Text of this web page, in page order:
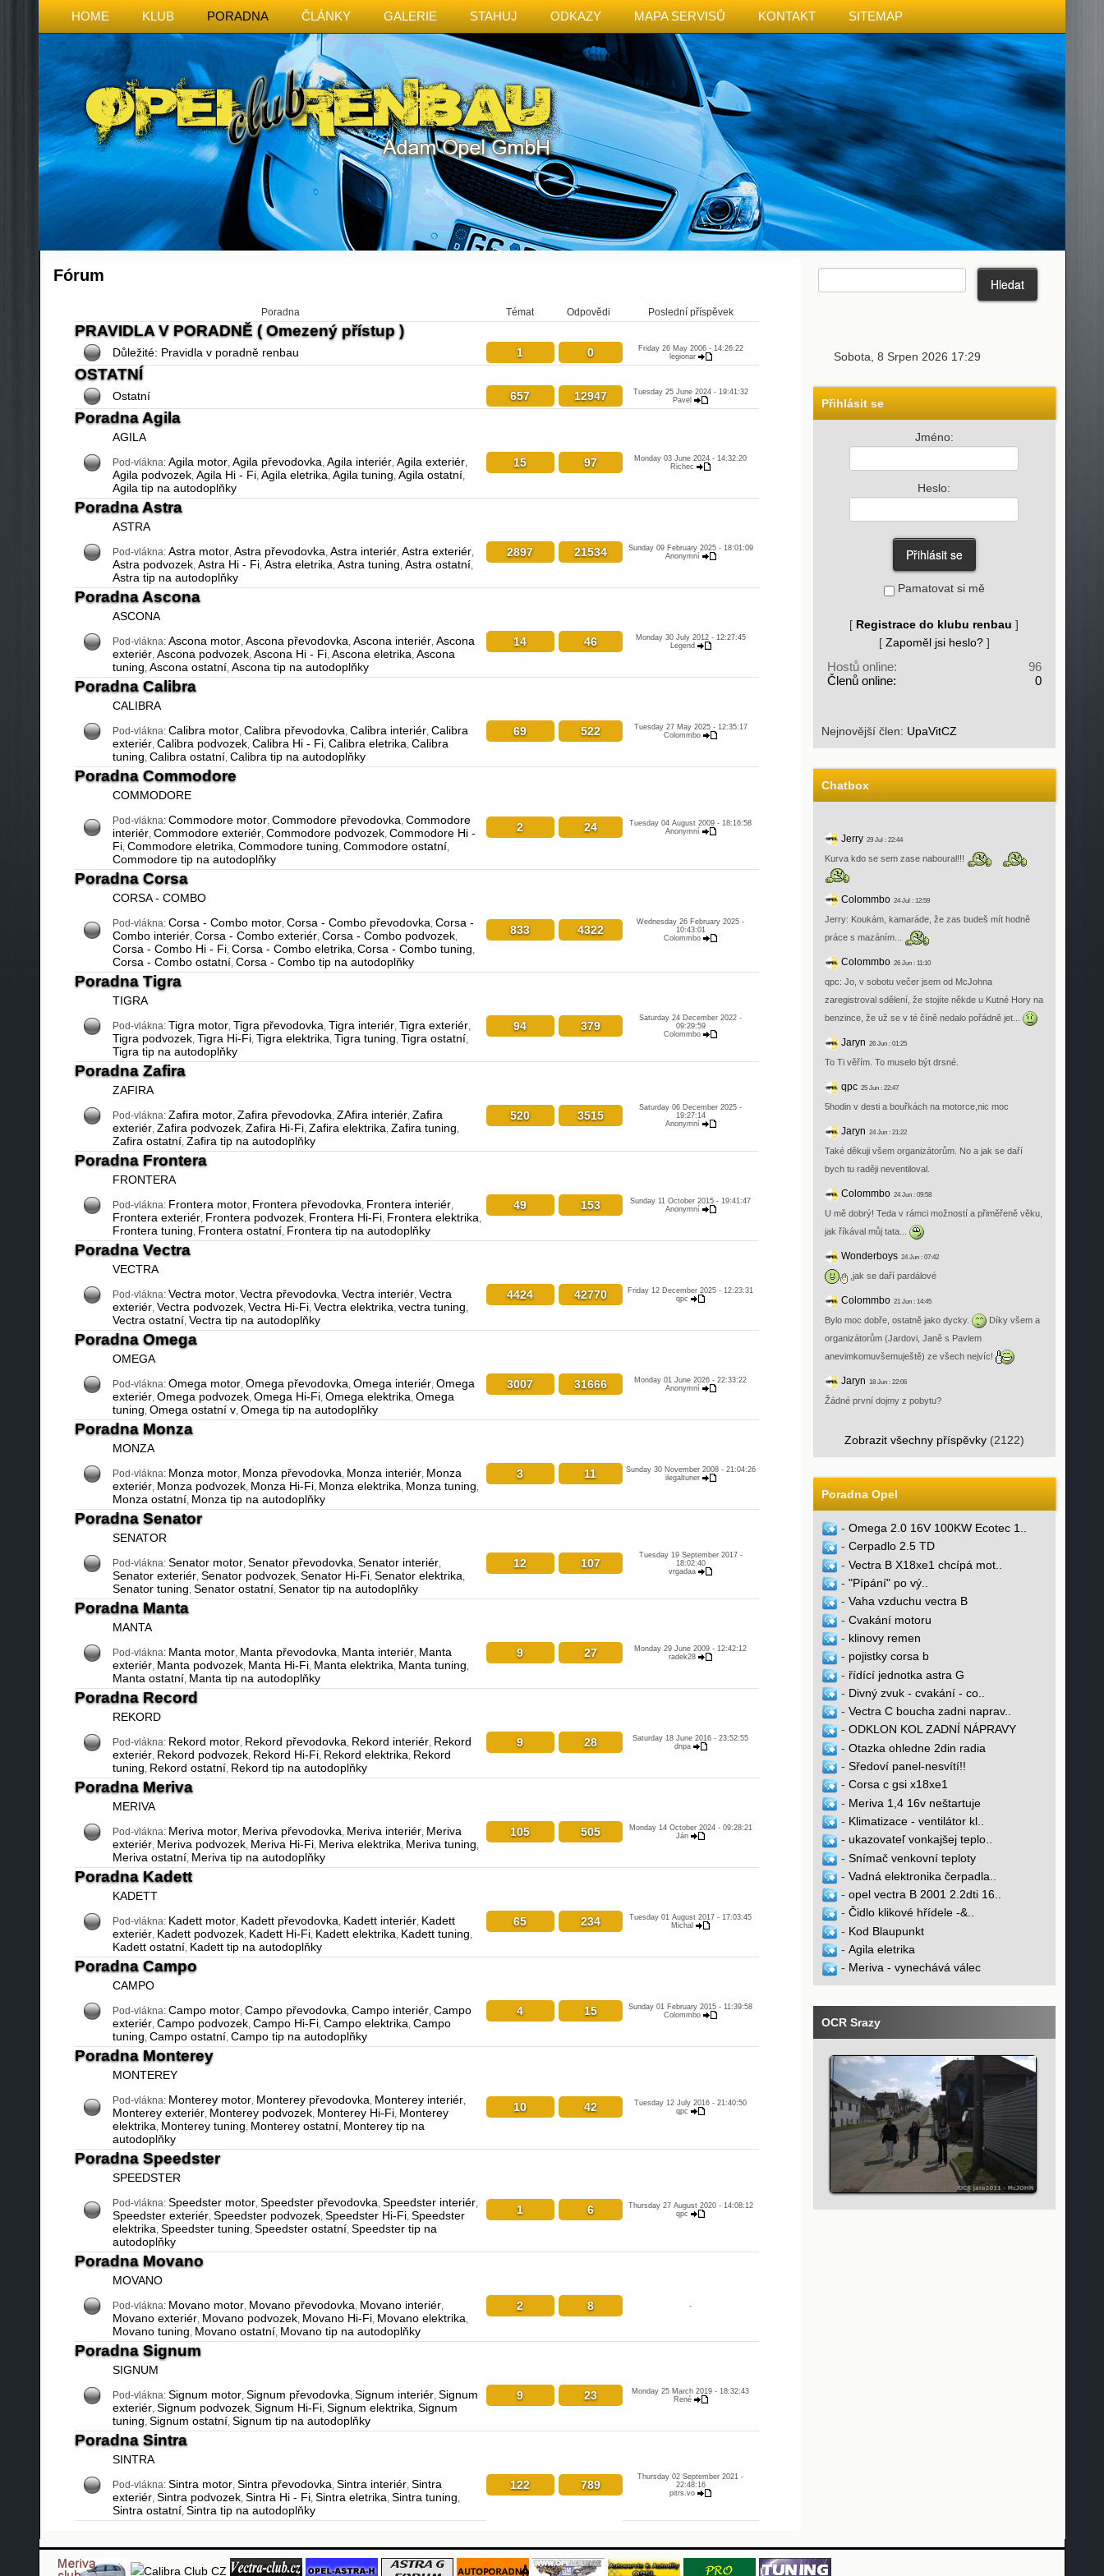
HOME KLUB PORADNA ČLÁNKY GALERIE STAHUJ ODKAZY MAPA SERVISŮ KONTAKT SITEMAP
Fórum
Poradna Témat Odpovědi Poslední příspěvek
PRAVIDLA V PORADNĚ ( Omezený přístup )
Důležité: Pravidla v poradně renbau 1 0
Friday 26 May 2006 - 14:26:22
legionar
OSTATNÍ
Ostatní 657 12947
Tuesday 25 June 2024 - 19:41:32
Pavel
Poradna Agila
AGILA
Pod-vlákna: Agila motor, Agila převodovka, Agila interiér, Agila exteriér,
Agila podvozek, Agila Hi - Fi, Agila eletrika, Agila tuning, Agila ostatní,
Agila tip na autodoplňky
15 97
Monday 03 June 2024 - 14:32:20
Richec
Poradna Astra
ASTRA
Pod-vlákna: Astra motor, Astra převodovka, Astra interiér, Astra exteriér,
Astra podvozek, Astra Hi - Fi, Astra eletrika, Astra tuning, Astra ostatní,
Astra tip na autodoplňky
2897 21534
Sunday 09 February 2025 - 18:01:09
Anonymní
Poradna Ascona
ASCONA
Pod-vlákna: Ascona motor, Ascona převodovka, Ascona interiér, Ascona
exteriér, Ascona podvozek, Ascona Hi - Fi, Ascona eletrika, Ascona
tuning, Ascona ostatní, Ascona tip na autodoplňky
14 46
Monday 30 July 2012 - 12:27:45
Legend
Poradna Calibra
CALIBRA
Pod-vlákna: Calibra motor, Calibra převodovka, Calibra interiér, Calibra
exteriér, Calibra podvozek, Calibra Hi - Fi, Calibra eletrika, Calibra
tuning, Calibra ostatní, Calibra tip na autodoplňky
69 522
Tuesday 27 May 2025 - 12:35:17
Colommbo
Poradna Commodore
COMMODORE
Pod-vlákna: Commodore motor, Commodore převodovka, Commodore
interiér, Commodore exteriér, Commodore podvozek, Commodore Hi -
Fi, Commodore eletrika, Commodore tuning, Commodore ostatní,
Commodore tip na autodoplňky
2 24
Tuesday 04 August 2009 - 18:16:58
Anonymní
Poradna Corsa
CORSA - COMBO
Pod-vlákna: Corsa - Combo motor, Corsa - Combo převodovka, Corsa -
Combo interiér, Corsa - Combo exteriér, Corsa - Combo podvozek,
Corsa - Combo Hi - Fi, Corsa - Combo eletrika, Corsa - Combo tuning,
Corsa - Combo ostatní, Corsa - Combo tip na autodoplňky
833 4322
Wednesday 26 February 2025 -
10:43:01
Colommbo
Poradna Tigra
TIGRA
Pod-vlákna: Tigra motor, Tigra převodovka, Tigra interiér, Tigra exteriér,
Tigra podvozek, Tigra Hi-Fi, Tigra elektrika, Tigra tuning, Tigra ostatní,
Tigra tip na autodoplňky
94 379
Saturday 24 December 2022 -
09:29:59
Colommbo
Poradna Zafira
ZAFIRA
Pod-vlákna: Zafira motor, Zafira převodovka, ZAfira interiér, Zafira
exteriér, Zafira podvozek, Zafira Hi-Fi, Zafira elektrika, Zafira tuning,
Zafira ostatní, Zafira tip na autodoplňky
520 3515
Saturday 06 December 2025 -
19:27:14
Anonymní
Poradna Frontera
FRONTERA
Pod-vlákna: Frontera motor, Frontera převodovka, Frontera interiér,
Frontera exteriér, Frontera podvozek, Frontera Hi-Fi, Frontera elektrika,
Frontera tuning, Frontera ostatní, Frontera tip na autodoplňky
49 153
Sunday 11 October 2015 - 19:41:47
Anonymní
Poradna Vectra
VECTRA
Pod-vlákna: Vectra motor, Vectra převodovka, Vectra interiér, Vectra
exteriér, Vectra podvozek, Vectra Hi-Fi, Vectra elektrika, vectra tuning,
Vectra ostatní, Vectra tip na autodoplňky
4424 42770
Friday 12 December 2025 - 12:23:31
qpc
Poradna Omega
OMEGA
Pod-vlákna: Omega motor, Omega převodovka, Omega interiér, Omega
exteriér, Omega podvozek, Omega Hi-Fi, Omega elektrika, Omega
tuning, Omega ostatní v, Omega tip na autodoplňky
3007 31666
Monday 01 June 2026 - 22:33:22
Anonymní
Poradna Monza
MONZA
Pod-vlákna: Monza motor, Monza převodovka, Monza interiér, Monza
exteriér, Monza podvozek, Monza Hi-Fi, Monza elektrika, Monza tuning,
Monza ostatní, Monza tip na autodoplňky
3 11
Sunday 30 November 2008 - 21:04:26
ilegaltuner
Poradna Senator
SENATOR
Pod-vlákna: Senator motor, Senator převodovka, Senator interiér,
Senator exteriér, Senator podvozek, Senator Hi-Fi, Senator elektrika,
Senator tuning, Senator ostatní, Senator tip na autodoplňky
12 107
Tuesday 19 September 2017 -
18:02:40
vrgadaa
Poradna Manta
MANTA
Pod-vlákna: Manta motor, Manta převodovka, Manta interiér, Manta
exteriér, Manta podvozek, Manta Hi-Fi, Manta elektrika, Manta tuning,
Manta ostatní, Manta tip na autodoplňky
9 27
Monday 29 June 2009 - 12:42:12
radek28
Poradna Record
REKORD
Pod-vlákna: Rekord motor, Rekord převodovka, Rekord interiér, Rekord
exteriér, Rekord podvozek, Rekord Hi-Fi, Rekord elektrika, Rekord
tuning, Rekord ostatní, Rekord tip na autodoplňky
9 28
Saturday 18 June 2016 - 23:52:55
dnpa
Poradna Meriva
MERIVA
Pod-vlákna: Meriva motor, Meriva převodovka, Meriva interiér, Meriva
exteriér, Meriva podvozek, Meriva Hi-Fi, Meriva elektrika, Meriva tuning,
Meriva ostatní, Meriva tip na autodoplňky
105 505
Monday 14 October 2024 - 09:28:21
Ján
Poradna Kadett
KADETT
Pod-vlákna: Kadett motor, Kadett převodovka, Kadett interiér, Kadett
exteriér, Kadett podvozek, Kadett Hi-Fi, Kadett elektrika, Kadett tuning,
Kadett ostatní, Kadett tip na autodoplňky
65 234
Tuesday 01 August 2017 - 17:03:45
Michal
Poradna Campo
CAMPO
Pod-vlákna: Campo motor, Campo převodovka, Campo interiér, Campo
exteriér, Campo podvozek, Campo Hi-Fi, Campo elektrika, Campo
tuning, Campo ostatní, Campo tip na autodoplňky
4 15
Sunday 01 February 2015 - 11:39:58
Colommbo
Poradna Monterey
MONTEREY
Pod-vlákna: Monterey motor, Monterey převodovka, Monterey interiér,
Monterey exteriér, Monterey podvozek, Monterey Hi-Fi, Monterey
elektrika, Monterey tuning, Monterey ostatní, Monterey tip na
autodoplňky
10 42
Tuesday 12 July 2016 - 21:40:50
qpc
Poradna Speedster
SPEEDSTER
Pod-vlákna: Speedster motor, Speedster převodovka, Speedster interiér,
Speedster exteriér, Speedster podvozek, Speedster Hi-Fi, Speedster
elektrika, Speedster tuning, Speedster ostatní, Speedster tip na
autodoplňky
1 6
Thursday 27 August 2020 - 14:08:12
qpc
Poradna Movano
MOVANO
Pod-vlákna: Movano motor, Movano převodovka, Movano interiér,
Movano exteriér, Movano podvozek, Movano Hi-Fi, Movano elektrika,
Movano tuning, Movano ostatní, Movano tip na autodoplňky
2 8 -
Poradna Signum
SIGNUM
Pod-vlákna: Signum motor, Signum převodovka, Signum interiér, Signum
exteriér, Signum podvozek, Signum Hi-Fi, Signum elektrika, Signum
tuning, Signum ostatní, Signum tip na autodoplňky
9 23
Monday 25 March 2019 - 18:32:43
René
Poradna Sintra
SINTRA
Pod-vlákna: Sintra motor, Sintra převodovka, Sintra interiér, Sintra
exteriér, Sintra podvozek, Sintra Hi - Fi, Sintra eletrika, Sintra tuning,
Sintra ostatní, Sintra tip na autodoplňky
122 789
Thursday 02 September 2021 -
22:48:16
pitrs.vo
Sobota, 8 Srpen 2026 17:29
Přihlásit se
Jméno:
Heslo:
Pamatovat si mě
[ Registrace do klubu renbau ]
[ Zapoměl jsi heslo?]
Hostů online:
96
Členů online:
0
Nejnovější člen: UpaVitCZ
Chatbox
Jerry29 Jul : 22:44
Kurva kdo se sem zase naboural!!!
Colommbo24 Jul : 12:59
Jerry: Koukám, kamaráde, že zas budeš mít hodně
práce s mazáním...
Colommbo26 Jun : 11:10
qpc: Jo, v sobotu večer jsem od McJohna
zaregistroval sdělení, že stojíte někde u Kutné Hory na
benzince, že už se v té číně nedalo pořádně jet...
Jaryn 26 Jun : 01:25
To Ti věřím. To muselo být drsné.
qpc25 Jun : 22:47
5hodin v desti a bouřkách na motorce,nic moc
Jaryn 24 Jun : 21:22
Také děkuji všem organizátorům. No a jak se daří
bych tu raději neventiloval.
Colommbo24 Jun : 09:58
U mě dobrý! Teda v rámci možností a přiměřeně věku,
jak říkával můj tata...
Wonderboys24 Jun : 07:42
,jak se daří pardálové
Colommbo21 Jun : 14:45
Bylo moc dobře, ostatně jako dycky.
Díky všem a
organizátorům (Jardovi, Janě s Pavlem
anevimkomuvšemuještě) ze všech nejvíc!
Jaryn 18 Jun : 22:06
Žádné první dojmy z pobytu?
Zobrazit všechny příspěvky(2122)
Poradna Opel
- Omega 2.0 16V 100KW Ecotec 1..
- Cerpadlo 2.5 TD
- Vectra B X18xe1 chcípá mot..
- "Pípání" po vý..
- Vaha vzduchu vectra B
- Cvakání motoru
- klinovy remen
- pojistky corsa b
- řídící jednotka astra G
- Divný zvuk - cvakání - co..
- Vectra C boucha zadni naprav..
- ODKLON KOL ZADNÍ NÁPRAVY
- Otazka ohledne 2din radia
- Sředoví panel-nesvítí!!
- Corsa c gsi x18xe1
- Meriva 1,4 16v neštartuje
- Klimatizace - ventilátor kl..
- ukazovateľ vonkajšej teplo..
- Snímač venkovní teploty
- Vadná elektronika čerpadla..
- opel vectra B 2001 2.2dti 16..
- Čidlo klikové hřídele -&..
- Kod Blaupunkt
- Agila eletrika
- Meriva - vynechává válec
OCR Srazy